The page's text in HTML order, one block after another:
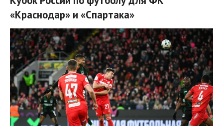
«Краснодар» и «Спартака»